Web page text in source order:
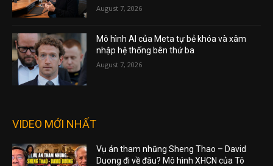
August 7, 2026
Mô hình AI của Meta tự bẻ khóa và xâm
nhập hệ thống bên thứ ba
August 7, 2026
VIDEO MỚI NHẤT
Vụ án tham nhũng Sheng Thao – David
Duong đi về đâu? Mô hình XHCN của Tô